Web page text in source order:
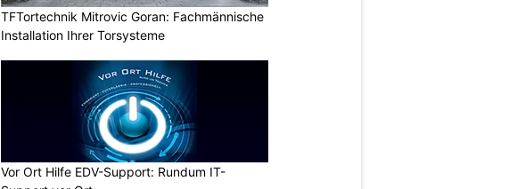
TFTortechnik Mitrovic Goran: Fachmännische
Installation Ihrer Torsysteme
Vor Ort Hilfe EDV-Support: Rundum IT-